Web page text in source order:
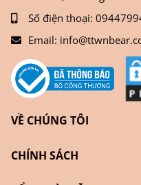
Số điện thoại:
Email:
VỀ CHÚNG TÔI
CHÍNH SÁCH